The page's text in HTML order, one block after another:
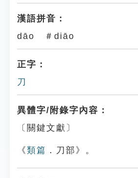
漢語拼音：
dāo ＃diāo
正字：
刀
異體字/附錄字內容：
〔關鍵文獻〕
《類篇 ．刀部》。